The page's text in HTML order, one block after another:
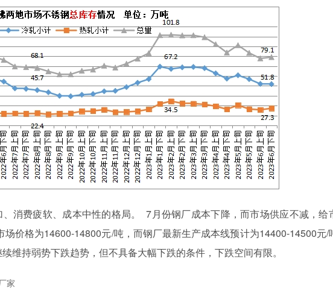
消费疲软、成本中性的格局。 7月份钢厂成本下降，而市场供应不减，给
价格为14600-14800元/吨，而钢厂最新生产成本线预计为14400-14500元/
维持弱势下跌趋势，但不具备大幅下跌的条件，下跌空间有限。
家